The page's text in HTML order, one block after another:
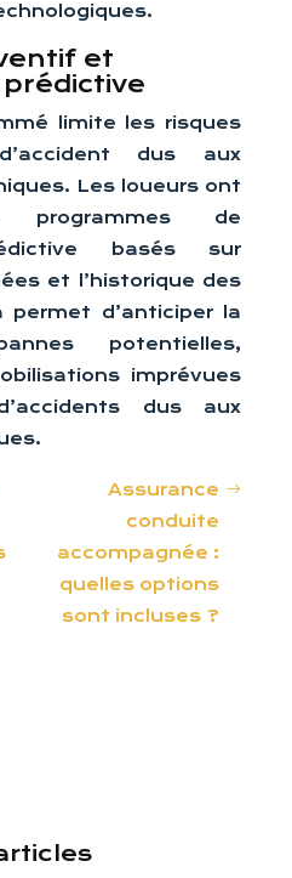
et
limite les risques
dus aux
Les loueurs ont
programmes de
basés sur
et l’historique des
permet d’anticiper la
potentielles,
imprévues
dus aux
Assurance
conduite
accompagnée :
quelles options
sont incluses ?